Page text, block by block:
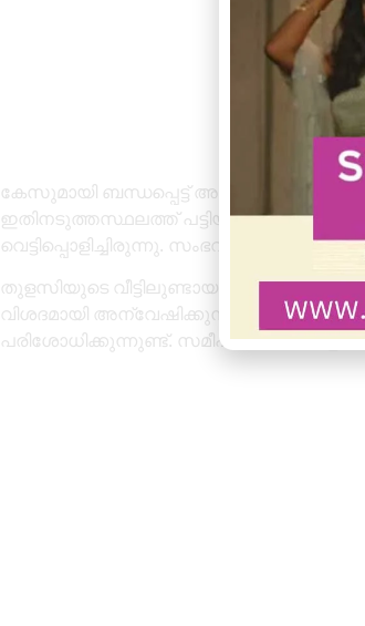
കേസുമായി ബന്ധപ്പെട്ട് അഞ്ചുപേരെ
ഇതിനടുത്തസ്ഥലത്ത് പട്ടിയുടെ വയർ
വെട്ടിപ്പൊളിച്ചിരുന്നു. സംഭവത്തിനുശേഷം
തുളസിയുടെ വീട്ടിലുണ്ടായ സംഭവം
വിശദമായി അന്വേഷിക്കുന്നുണ്ട്.
പരിശോധിക്കുന്നുണ്ട്. സമീപ